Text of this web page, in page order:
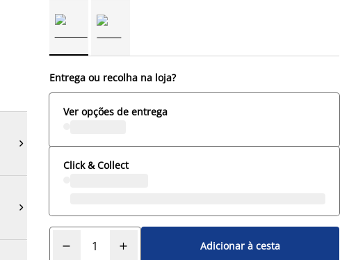


Entrega ou recolha na loja?
Ver opções de entrega
Click & Collect
Adicionar à cesta